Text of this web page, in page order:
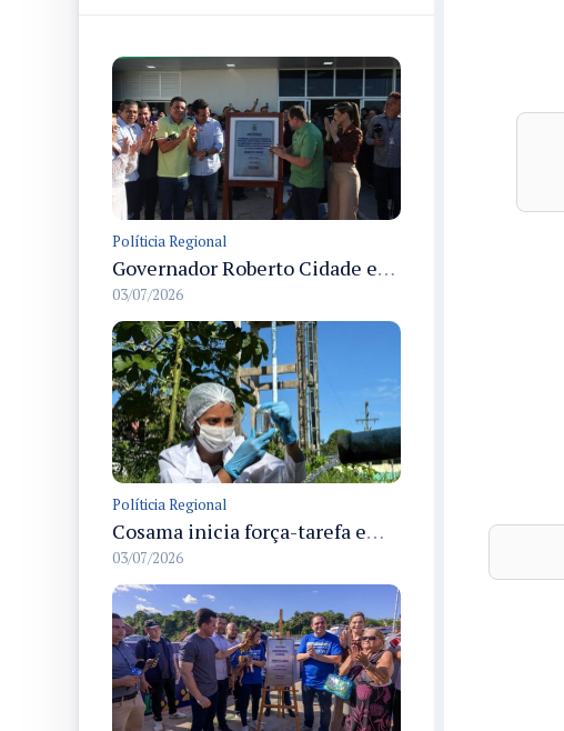
Políticia Regional
Governador Roberto Cidade entrega readequação do ambulatório da FCecon e amplia capacidade de atendimento oncológico em Manaus
03/07/2026
Políticia Regional
Cosama inicia força-tarefa em Anamã para fortalecer abastecimento de água e segurança hídrica da população
03/07/2026